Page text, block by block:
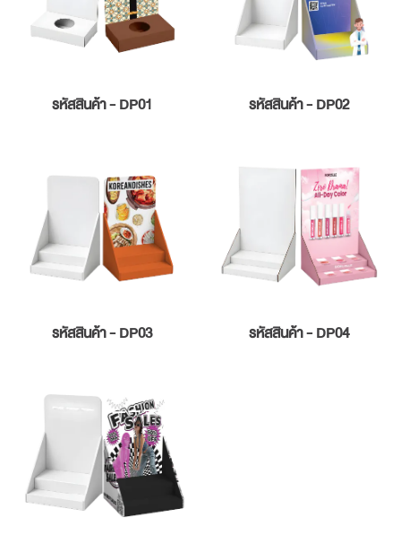
รหัสสินค้า - DP01 รหัสสินค้า - DP02
รหัสสินค้า - DP03 รหัสสินค้า - DP04